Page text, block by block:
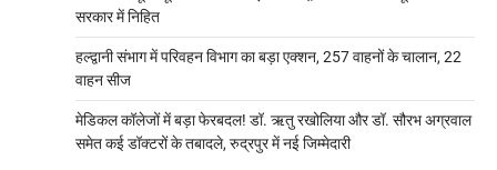
सरकार में निहित
हल्द्वानी संभाग में परिवहन विभाग का बड़ा एक्शन, 257 वाहनों के चालान, 22
वाहन सीज
मेडिकल कॉलेजों में बड़ा फेरबदल! डॉ. ऋतु रखोलिया और डॉ. सौरभ अग्रवाल
समेत कई डॉक्टरों के तबादले, रुद्रपुर में नई जिम्मेदारी